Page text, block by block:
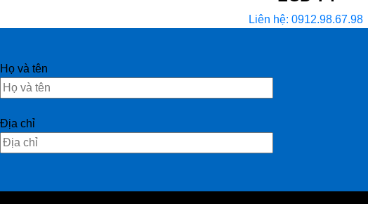
Liên hệ: 0912.98.67.98
Họ và tên
Địa chỉ